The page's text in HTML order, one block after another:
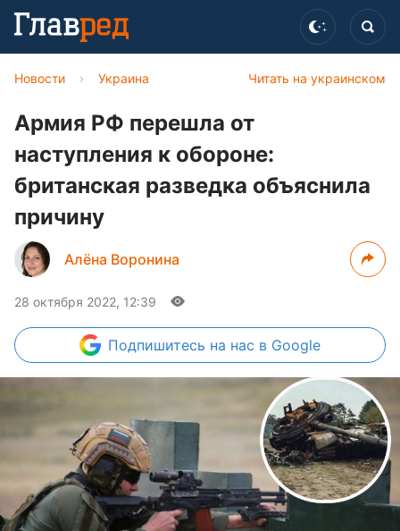
Читать на украинском
Новости › Украина
Армия РФ перешла от
наступления к обороне:
британская разведка объяснила
причину
Алёна Воронина
28 октября 2022, 12:39
Подпишитесь на нас в Google